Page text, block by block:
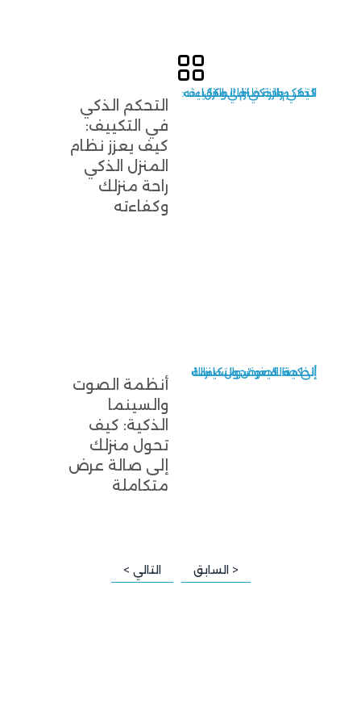
التحكم الذكي في التكييف: كيف يعزز نظام المنزل الذكي راحة منزلك وكفاءته
التحكم الذكي
في التكييف:
كيف يعزز نظام
المنزل الذكي
راحة منزلك
وكفاءته
أنظمة الصوت والسينما الذكية: كيف تحول منزلك إلى صالة عرض متكاملة
أنظمة الصوت
والسينما
الذكية: كيف
تحول منزلك
إلى صالة عرض
متكاملة
< السابق التالي >